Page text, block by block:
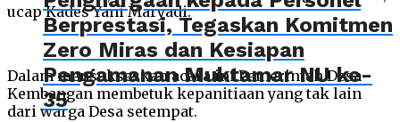
ucap Kades Yani Maryadi.
Dalam mensukseskan acara ini Pemerintah Desa
Kembangan membetuk kepanitiaan yang tak lain
dari warga Desa setempat.
Berprestasi, Tegaskan Komitmen
Zero Miras dan Kesiapan
Pengamanan Muktamar NU ke-
35